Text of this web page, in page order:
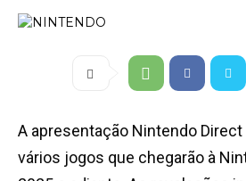
A apresentação Nintendo
vários jogos que chegarão à